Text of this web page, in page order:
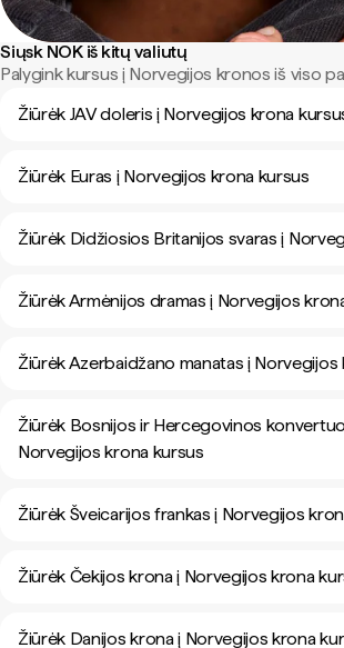
Siųsk NOK iš kitų valiutų
Palygink kursus į Norvegijos kronos iš viso
Žiūrėk JAV doleris į Norvegijos krona
Žiūrėk Euras į Norvegijos krona kursus
Žiūrėk Didžiosios Britanijos svaras į
Žiūrėk Armėnijos dramas į Norvegijos
Žiūrėk Azerbaidžano manatas į Norvegijos
Žiūrėk Bosnijos ir Hercegovinos
Norvegijos krona kursus
Žiūrėk Šveicarijos frankas į Norvegijos
Žiūrėk Čekijos krona į Norvegijos krona
Žiūrėk Danijos krona į Norvegijos krona